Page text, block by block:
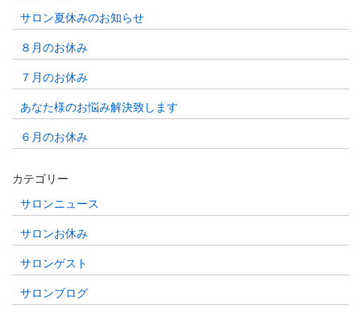
サロン夏休みのお知らせ
８月のお休み
７月のお休み
あなた様のお悩み解決致します
６月のお休み
カテゴリー
サロンニュース
サロンお休み
サロンゲスト
サロンブログ